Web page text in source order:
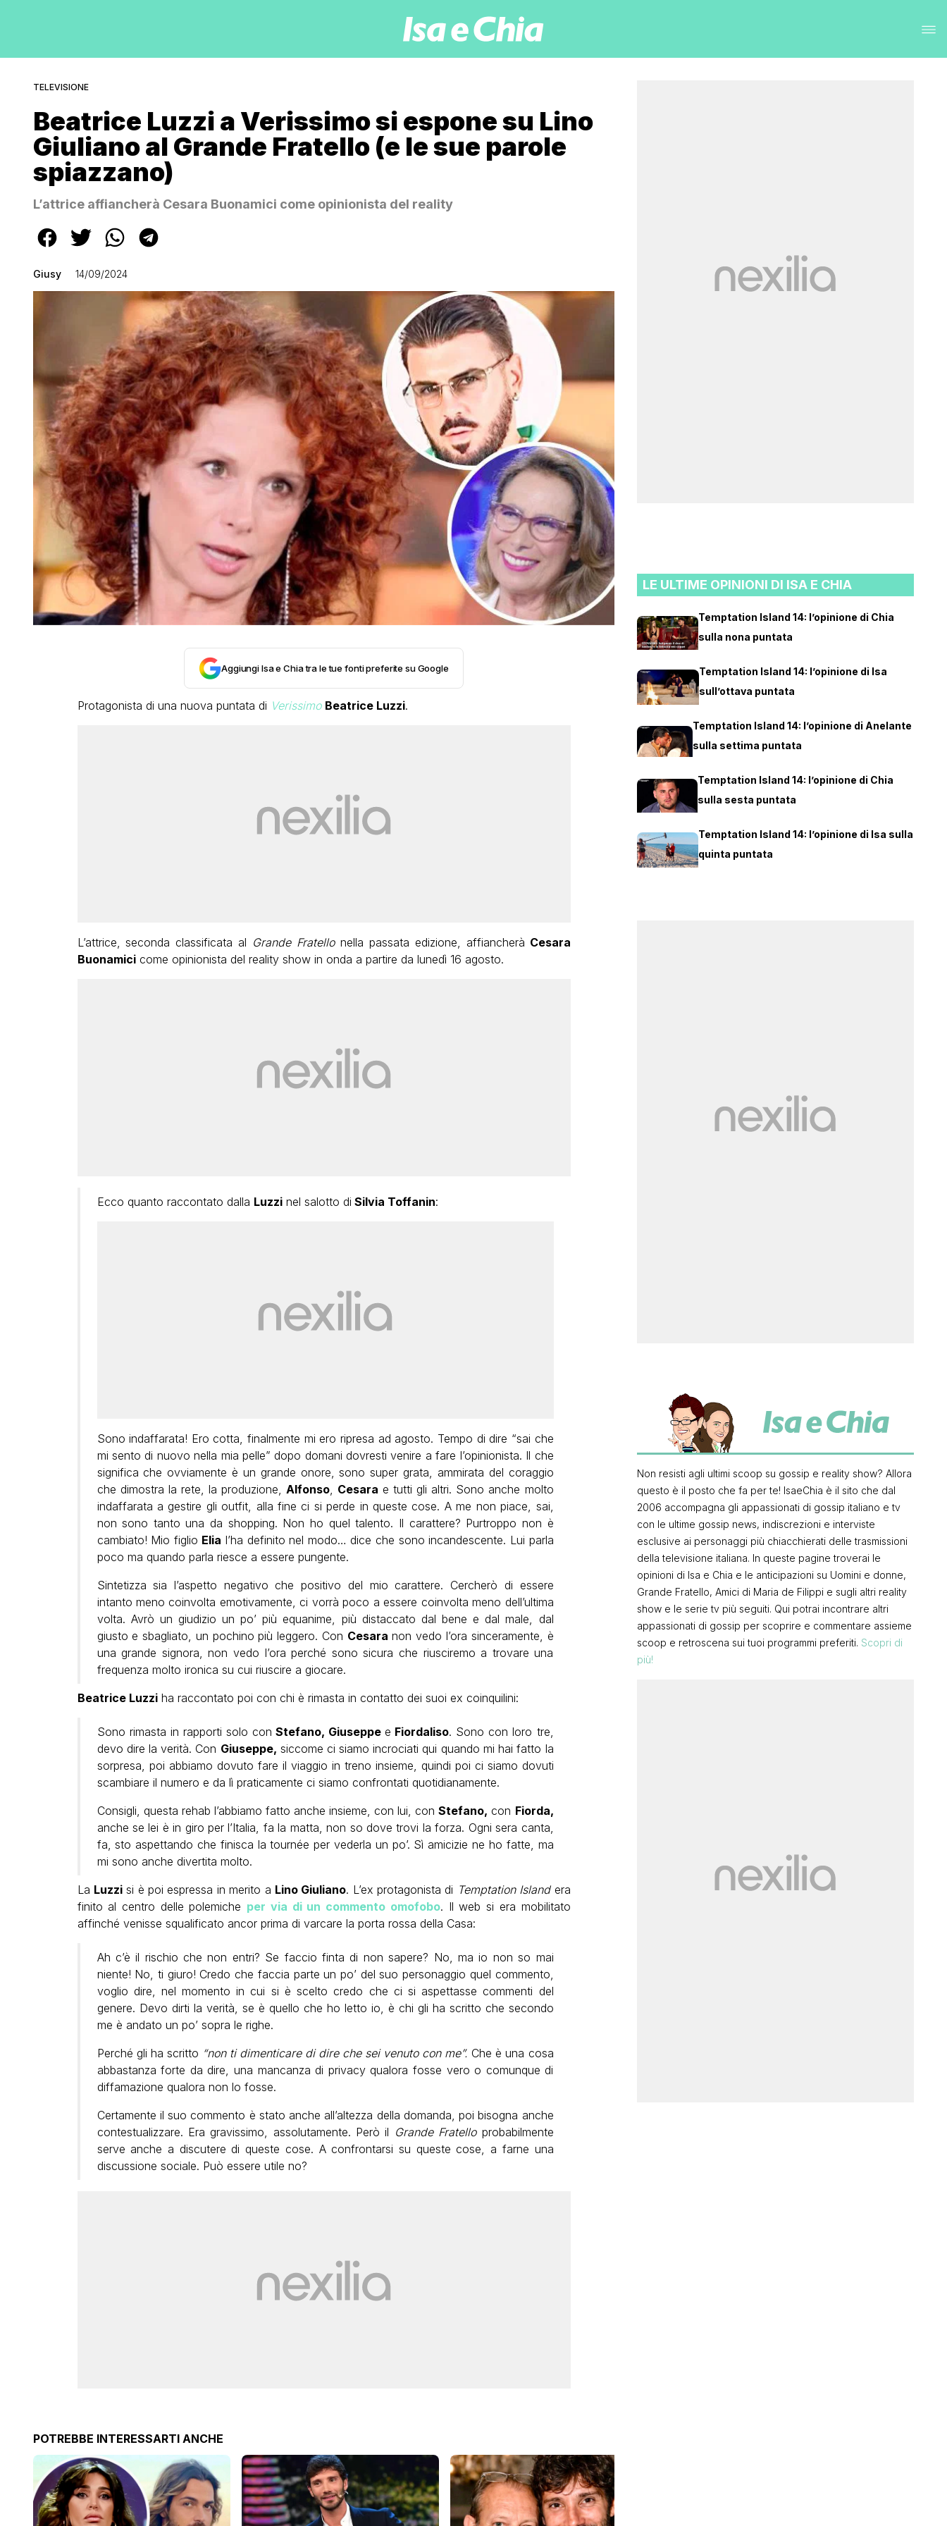
TELEVISIONE
Beatrice Luzzi a Verissimo si espone su Lino
Giuliano al Grande Fratello (e le sue parole
spiazzano)
L’attrice affiancherà Cesara Buonamici come opinionista del reality
Giusy 14/09/2024
Aggiungi Isa e Chia tra le tue fonti preferite su Google
Protagonista di una nuova puntata di Verissimo Beatrice Luzzi.
L’attrice, seconda classificata al Grande Fratellonella passata edizione, affiancherà Cesara
Buonamicicome opinionista del reality show in onda a partire da lunedì 16 agosto.
Ecco quanto raccontato dalla Luzzinel salotto di Silvia Toffanin:
Sono indaffarata! Ero cotta, finalmente mi ero ripresa ad agosto. Tempo di dire “sai che
mi sento di nuovo nella mia pelle” dopo domani dovresti venire a fare l’opinionista. Il che
significa che ovviamente è un grande onore, sono super grata, ammirata del coraggio
che dimostra la rete, la produzione, Alfonso, Cesara e tutti gli altri. Sono anche molto
indaffarata a gestire gli outfit, alla fine ci si perde in queste cose. A me non piace, sai,
non sono tanto una da shopping. Non ho quel talento. Il carattere? Purtroppo non è
cambiato! Mio figlio Elia l’ha definito nel modo… dice che sono incandescente. Lui parla
poco ma quando parla riesce a essere pungente.
Sintetizza sia l’aspetto negativo che positivo del mio carattere. Cercherò di essere
intanto meno coinvolta emotivamente, ci vorrà poco a essere coinvolta meno dell’ultima
volta. Avrò un giudizio un po’ più equanime, più distaccato dal bene e dal male, dal
giusto e sbagliato, un pochino più leggero. Con Cesara non vedo l’ora sinceramente, è
una grande signora, non vedo l’ora perché sono sicura che riusciremo a trovare una
frequenza molto ironica su cui riuscire a giocare.
Beatrice Luzziha raccontato poi con chi è rimasta in contatto dei suoi ex coinquilini:
Sono rimasta in rapporti solo con Stefano, Giuseppee Fiordaliso. Sono con loro tre,
devo dire la verità. Con Giuseppe, siccome ci siamo incrociati qui quando mi hai fatto la
sorpresa, poi abbiamo dovuto fare il viaggio in treno insieme, quindi poi ci siamo dovuti
scambiare il numero e da lì praticamente ci siamo confrontati quotidianamente.
Consigli, questa rehab l’abbiamo fatto anche insieme, con lui, conStefano, con Fiorda,
anche se lei è in giro per l’Italia, fa la matta, non so dove trovi la forza. Ogni sera canta,
fa, sto aspettando che finisca la tournée per vederla un po’. Sì amicizie ne ho fatte, ma
mi sono anche divertita molto.
La Luzzisi è poi espressa in merito a Lino Giuliano. L’ex protagonista di Temptation Islandera
finito al centro delle polemiche per via di un commento omofobo. Il web si era mobilitato
affinché venisse squalificato ancor prima di varcare la porta rossa della Casa:
Ah c’è il rischio che non entri? Se faccio finta di non sapere? No, ma io non so mai
niente! No, ti giuro! Credo che faccia parte un po’ del suo personaggio quel commento,
voglio dire, nel momento in cui si è scelto credo che ci si aspettasse commenti del
genere. Devo dirti la verità, se è quello che ho letto io, è chi gli ha scritto che secondo
me è andato un po’ sopra le righe.
Perché gli ha scritto “non ti dimenticare di dire che sei venuto con me”. Che è una cosa
abbastanza forte da dire, una mancanza di privacy qualora fosse vero o comunque di
diffamazione qualora non lo fosse.
Certamente il suo commento è stato anche all’altezza della domanda, poi bisogna anche
contestualizzare. Era gravissimo, assolutamente. Però il Grande Fratelloprobabilmente
serve anche a discutere di queste cose. A confrontarsi su queste cose, a farne una
discussione sociale. Può essere utile no?
POTREBBE INTERESSARTI ANCHE
LE ULTIME OPINIONI DI ISA E CHIA
Temptation Island 14: l’opinione di Chia
sulla nona puntata
Temptation Island 14: l’opinione di Isa
sull’ottava puntata
Temptation Island 14: l’opinione di Anelante
sulla settima puntata
Temptation Island 14: l’opinione di Chia
sulla sesta puntata
Temptation Island 14: l’opinione di Isa sulla
quinta puntata
Non resisti agli ultimi scoop su gossip e reality show? Allora
questo è il posto che fa per te! IsaeChia è il sito che dal
2006 accompagna gli appassionati di gossip italiano e tv
con le ultime gossip news, indiscrezioni e interviste
esclusive ai personaggi più chiacchierati delle trasmissioni
della televisione italiana. In queste pagine troverai le
opinioni di Isa e Chia e le anticipazioni su Uomini e donne,
Grande Fratello, Amici di Maria de Filippi e sugli altri reality
show e le serie tv più seguiti. Qui potrai incontrare altri
appassionati di gossip per scoprire e commentare assieme
scoop e retroscena sui tuoi programmi preferiti. Scopri di
più!